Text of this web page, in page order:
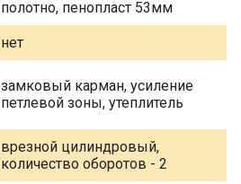
полотно, пенопласт 53мм
нет
замковый карман, усиление
петлевой зоны, утеплитель
врезной цилиндровый,
количество оборотов - 2